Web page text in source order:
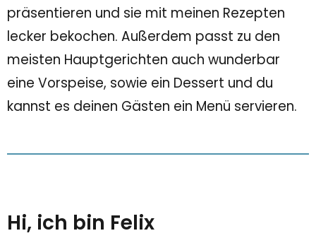
präsentieren und sie mit meinen Rezepten
lecker bekochen. Außerdem passt zu den
meisten Hauptgerichten auch wunderbar
eine Vorspeise, sowie ein Dessert und du
kannst es deinen Gästen ein Menü servieren.
Hi, ich bin Felix